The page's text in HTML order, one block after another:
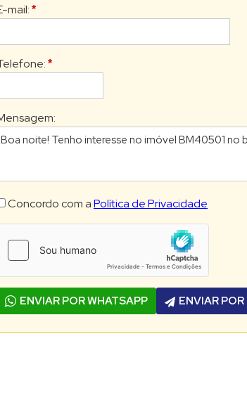
mail: *
*
Concordo com aPolítica de Privacidade
ENVIAR POR WHATSAPP ENVIAR